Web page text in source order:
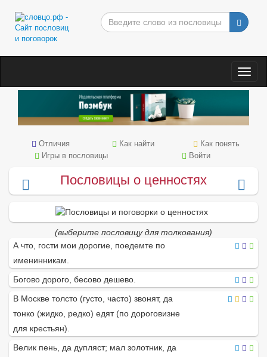
Отличия Как найти
Как понять
Игры в пословицы
Войти
Пословицы о ценностях
(выберите пословицу для толкования)
А что, гости мои дорогие, поедемте по
именинникам.
Богово дорого, бесово дешево.
В Москве толсто (густо, часто) звонят, да
тонко (жидко, редко) едят (по дороговизне
для крестьян).
Велик пень, да дупляст; мал золотник, да